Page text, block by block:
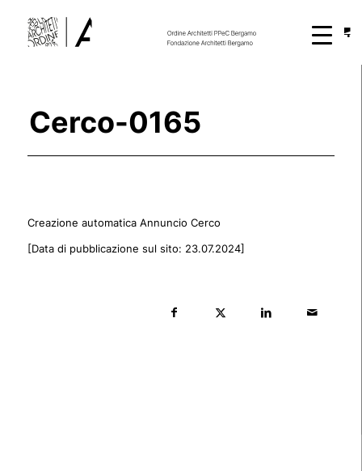
Cerco-0165
Creazione automatica Annuncio Cerco
[Data di pubblicazione sul sito: 23.07.2024]